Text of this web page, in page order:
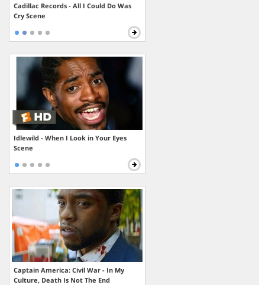
Cadillac Records - All I Could Do Was
Cry Scene
Idlewild - When I Look in Your Eyes
Scene
Captain America: Civil War - In My
Culture, Death Is Not The End